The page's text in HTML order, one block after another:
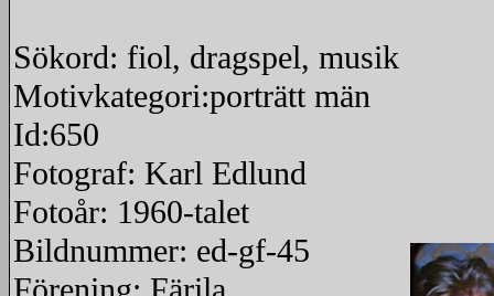
Sökord: fiol, dragspel, musik
Motivkategori:porträtt män
Id:650
Fotograf: Karl Edlund
Fotoår: 1960-talet
Bildnummer: ed-gf-45